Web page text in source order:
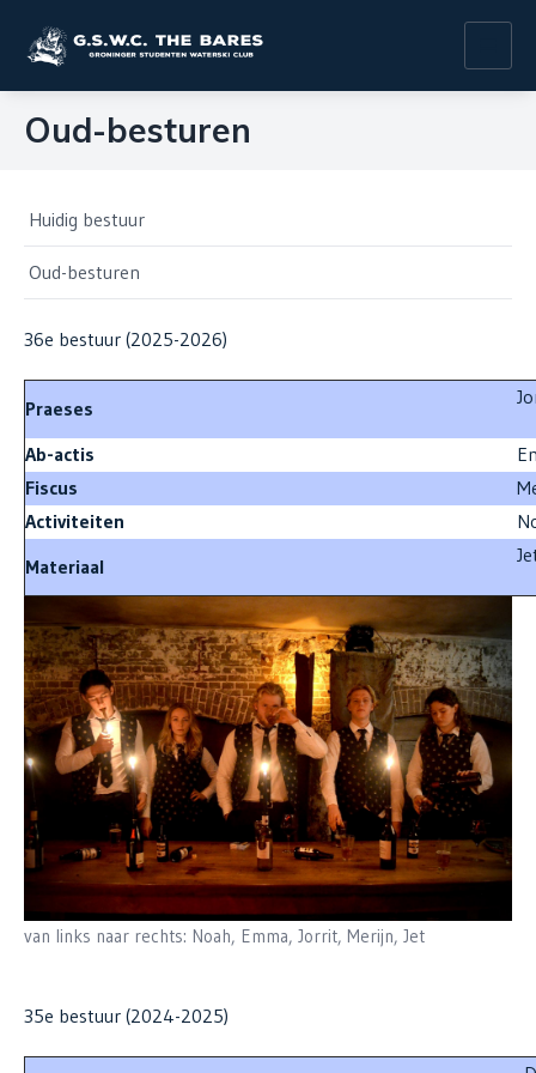
Oud-besturen
Huidig bestuur
Oud-besturen
36e bestuur (2025-2026)
Praeses
Ab-actis
Fiscus
Activiteiten
Materiaal
van links naar rechts: Noah, Emma, Jorrit, Merijn, Jet
35e bestuur (2024-2025)